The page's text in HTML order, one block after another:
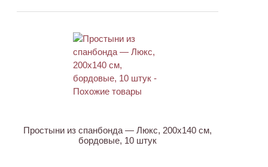
Простыни из спанбонда — Люкс, 200х140 см,
бордовые, 10 штук